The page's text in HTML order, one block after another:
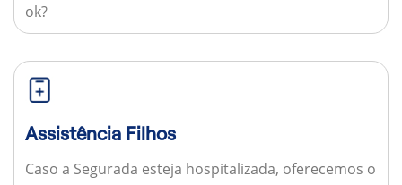
ok?
Assistência Filhos
Caso a Segurada esteja hospitalizada, oferecemos o